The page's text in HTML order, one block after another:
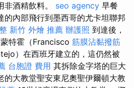
非酒精飲料。 seo agency 早餐
的內部飛行到墨西哥的尤卡坦聯邦
新竹 外燴 推薦 辦護照 到達後，
蒙特霍（Francisco 筋膜沾黏撥筋
）在西班牙建立的，這仍然被
台胞證 費用 其拆除金字塔的巨大
的大教堂聖安東尼奧聖伊爾頓大教